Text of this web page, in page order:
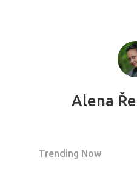
Alena
Trending Now